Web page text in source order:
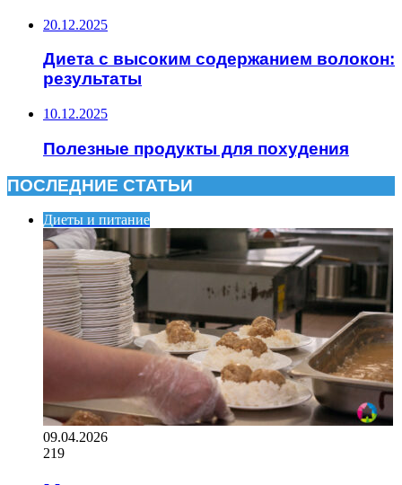
20.12.2025
Диета с высоким содержанием волокон:
результаты
10.12.2025
Полезные продукты для похудения
ПОСЛЕДНИЕ СТАТЬИ
Диеты и питание
09.04.2026
219